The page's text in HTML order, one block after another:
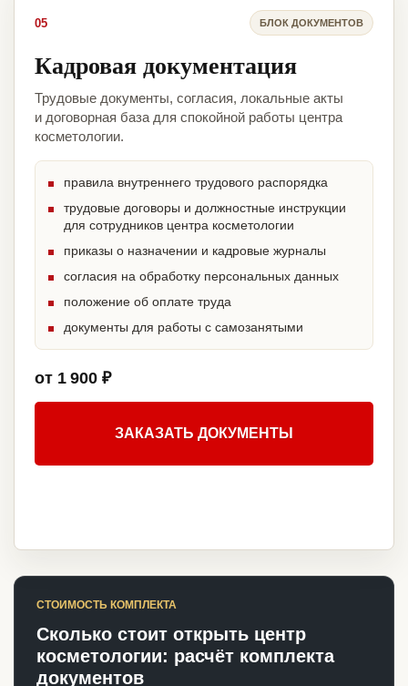
05 БЛОК ДОКУМЕНТОВ
Кадровая документация
Трудовые документы, согласия, локальные акты
и договорная база для спокойной работы центра
косметологии.
правила внутреннего трудового распорядка
трудовые договоры и должностные инструкции
для сотрудников центра косметологии
приказы о назначении и кадровые журналы
согласия на обработку персональных данных
положение об оплате труда
документы для работы с самозанятыми
от 1 900 ₽
ЗАКАЗАТЬ ДОКУМЕНТЫ
СТОИМОСТЬ КОМПЛЕКТА
Сколько стоит открыть центр
косметологии: расчёт комплекта
документов